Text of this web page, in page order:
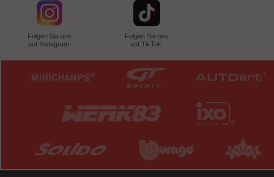
Folgen Sie uns
auf Instagram.
Folgen Sie uns
auf TikTok.